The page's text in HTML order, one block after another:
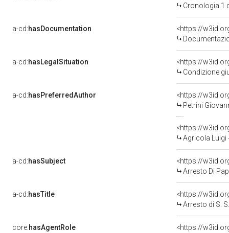
Cronologia 1
a-cd:hasDocumentation
a-cd:hasLegalSituation
Condizione
a-cd:hasPreferredAuthor
<https://
Petrini
<https://
Agricola Luigi
a-cd:hasSubject
<https://
Arresto Di
a-cd:hasTitle
Arresto di S.
core:hasAgentRole
<https://